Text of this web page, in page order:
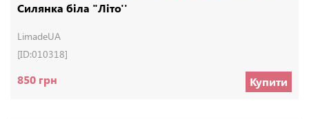
Силянка біла "Літо''
LimadeUA
[ID:010318]
850 грн Купити